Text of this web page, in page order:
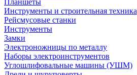
Планшеты
Инструменты и строительная техника
Рейсмусовые станки
Инструменты
Замки
Электроножницы по металлу
Наборы электроинструментов
Углошлифовальные машины (УШМ)